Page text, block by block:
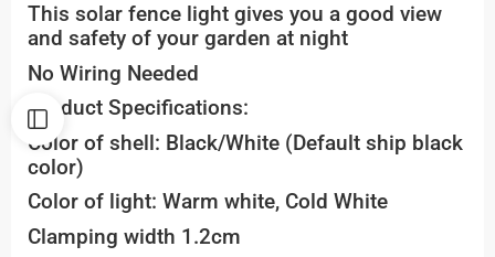
This solar fence light gives you a good view
and safety of your garden at night
No Wiring Needed
Product Specifications:
Color of shell: Black/White (Default ship black
color)
Color of light: Warm white, Cold White
Clamping width 1.2cm